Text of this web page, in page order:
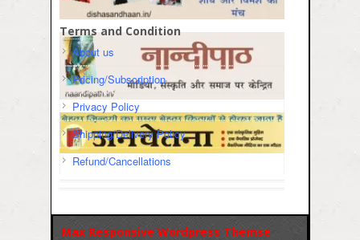
Terms and Condition
About us
Pricing/Subscription
Privacy Policy
Shipping/Delivery Policy
Refund/Cancellations
Max Responsive Wordpress Themse